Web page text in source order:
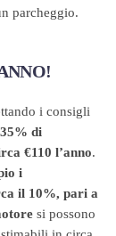
parcheggio.
i consigli
di
€110 l’anno.
i
il 10%, pari a
si possono